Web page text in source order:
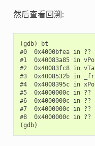
然后查看回溯:
(gdb) bt
#0  0x4000bfea in ??
#1  0x40083a85 in
#2  0x40083fc8 in
#3  0x4008532b in
#4  0x4008395c in
#5  0x4000000c in ??
#6  0x4000000c in ??
#7  0x4000000c in ??
#8  0x4000000c in ??